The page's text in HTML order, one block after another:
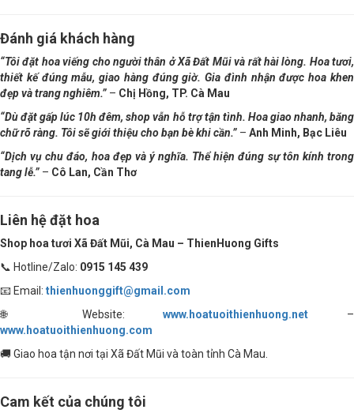
Đánh giá khách hàng
“Tôi đặt hoa viếng cho người thân ở Xã Đất Mũi và rất hài lòng. Hoa tươi,
thiết kế đúng mẫu, giao hàng đúng giờ. Gia đình nhận được hoa khen
đẹp và trang nghiêm.” – Chị Hồng, TP. Cà Mau
“Dù đặt gấp lúc 10h đêm, shop vẫn hỗ trợ tận tình. Hoa giao nhanh, băng
chữ rõ ràng. Tôi sẽ giới thiệu cho bạn bè khi cần.” – Anh Minh, Bạc Liêu
“Dịch vụ chu đáo, hoa đẹp và ý nghĩa. Thể hiện đúng sự tôn kính trong
tang lễ.” – Cô Lan, Cần Thơ
Liên hệ đặt hoa
Shop hoa tươi Xã Đất Mũi, Cà Mau – ThienHuong Gifts
📞 Hotline/Zalo: 0915 145 439
📧 Email: thienhuonggift@gmail.com
🌐 Website:www.hoatuoithienhuong.net –
www.hoatuoithienhuong.com
🚚 Giao hoa tận nơi tại Xã Đất Mũi và toàn tỉnh Cà Mau.
Cam kết của chúng tôi